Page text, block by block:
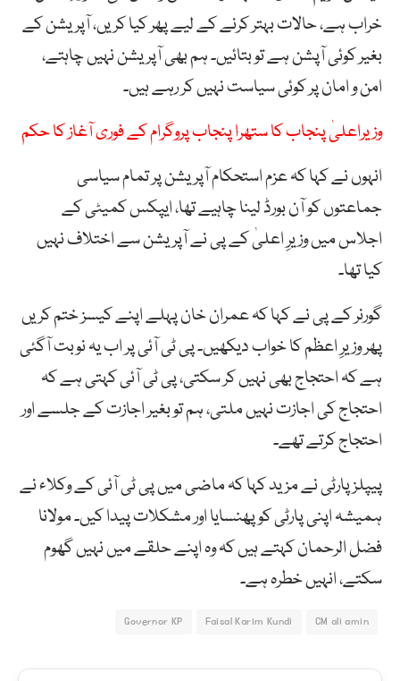
خراب ہے، حالات بہتر کرنے کے لیے پھر کیا کریں، آپریشن کے
بغیر کوئی آپشن ہے تو بتائیں۔ ہم بھی آپریشن نہیں چاہتے،
امن و امان پر کوئی سیاست نہیں کر رہے ہیں۔
وزیراعلیٰ پنجاب کا ستھرا پنجاب پروگرام کے فوری آغاز کا حکم
انہوں نے کہا کہ عزم استحکام آپریشن پر تمام سیاسی
جماعتوں کو آن بورڈ لینا چاہیے تھا، ایپکس کمیٹی کے
اجلاس میں وزیرِ اعلیٰ کے پی نے آپریشن سے اختلاف نہیں
کیا تھا۔
گورنر کے پی نے کہا کہ عمران خان پہلے اپنے کیسز ختم کریں
پھر وزیرِ اعظم کا خواب دیکھیں۔ پی ٹی آئی پر اب یہ نوبت آگئی
ہے کہ احتجاج بھی نہیں کر سکتی، پی ٹی آئی کہتی ہے کہ
احتجاج کی اجازت نہیں ملتی، ہم تو بغیر اجازت کے جلسے اور
احتجاج کرتے تھے۔
پیپلز پارٹی نے مزید کہا کہ ماضی میں پی ٹی آئی کے وکلاء نے
ہمیشہ اپنی پارٹی کو پھنسایا اور مشکلات پیدا کیں۔ مولانا
فضل الرحمان کہتے ہیں کہ وہ اپنے حلقے میں نہیں گھوم
سکتے، انہیں خطرہ ہے۔
CM ali amin
Faisal Karim Kundi
Governor KP